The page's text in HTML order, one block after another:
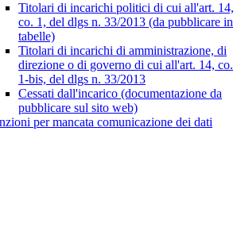
Titolari di incarichi politici di cui all'art. 14,
co. 1, del dlgs n. 33/2013 (da pubblicare in
tabelle)
Titolari di incarichi di amministrazione, di
direzione o di governo di cui all'art. 14, co.
1-bis, del dlgs n. 33/2013
Cessati dall'incarico (documentazione da
pubblicare sul sito web)
per mancata comunicazione dei dati